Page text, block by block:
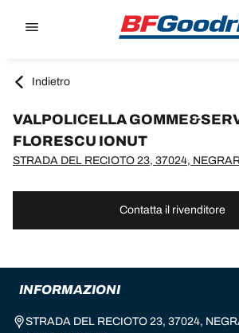
Indietro
VALPOLICELLA
FLORESCU IONUT
Contatta il rivenditore
INFORMAZIONI
STRADA DEL RECIOTO 23, 37024,